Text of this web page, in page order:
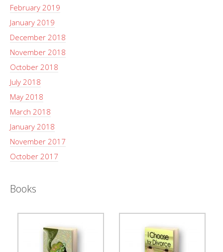
February 2019
January 2019
December 2018
November 2018
October 2018
July 2018
May 2018
March 2018
January 2018
November 2017
October 2017
Books